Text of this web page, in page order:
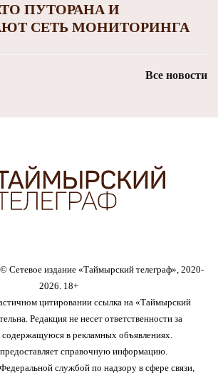
ПУТОРАНА И
СЕТЬ МОНИТОРИНГА
Все новости
Сетевое издание «Таймырский телеграф», 2020-
2026. 18+
цитировании ссылка на «Таймырский
Редакция не несет ответственности за
в рекламных объявлениях.
справочную информацию.
службой по надзору в сфере связи,